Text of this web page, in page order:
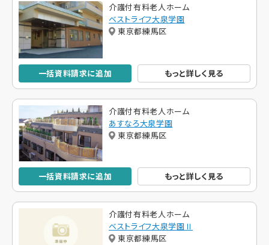
介護付有料老人ホーム
ベストライフ大泉学園
東京都練馬区
一括資料請求に追加 もっと詳しく見る
介護付有料老人ホーム
あすなろ大泉学園
東京都練馬区
一括資料請求に追加 もっと詳しく見る
介護付有料老人ホーム
ベストライフ大泉学園Ⅱ
東京都練馬区